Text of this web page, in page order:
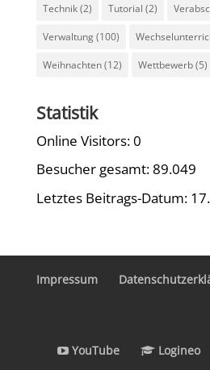
Technik(2) Tutorial (2)
Verwaltung(100)
Weihnachten(12) Wettbewerb(5)
Statistik
Online Visitors:0
Besucher gesamt:89.049
Letztes Beitrags-Datum:
Impressum
YouTube Logineo